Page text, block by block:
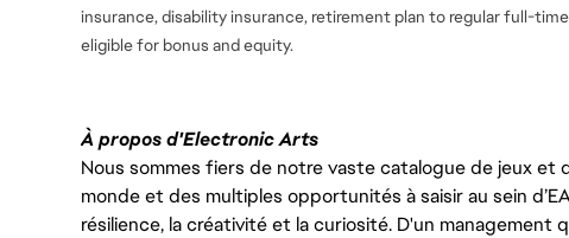
insurance, disability insurance, retirement plan to regular full-
eligible for bonus and equity.
À propos d'Electronic Arts
Nous sommes fiers de notre vaste catalogue de jeux et
monde et des multiples opportunités à saisir au sein
résilience, la créativité et la curiosité. D'un management